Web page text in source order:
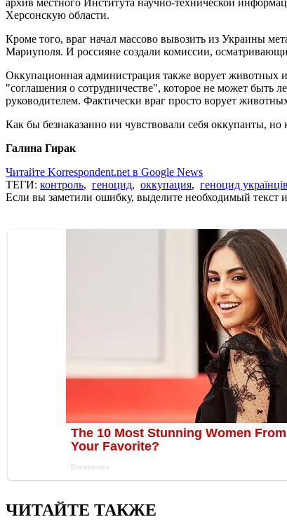
архив местного Института научно-технической
Херсонскую области.
Кроме того, враг начал массово вывозить из Украины
Мариуполя. И россияне создали комиссии,
Оккупационная администрация также ворует животных
"соглашения о сотрудничестве", которое не может быть
руководителем. Фактически враг просто ворует
Как бы безнаказанно ни чувствовали себя оккупанты, но
Галина Гирак
Читайте Korrespondent.net в Google News
ТЕГИ: контроль, геноцид, оккупация, геноцид українців
Если вы заметили ошибку, выделите необходимый
ЧИТАЙТЕ ТАКЖЕ